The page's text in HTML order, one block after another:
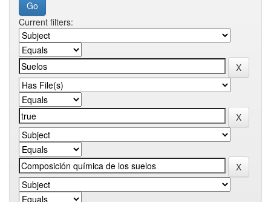
Current filters: